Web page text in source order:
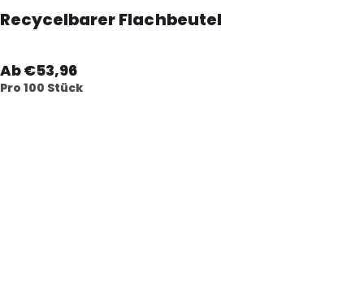
Recycelbarer Flachbeutel
Ab €53,96
Pro 100 Stück